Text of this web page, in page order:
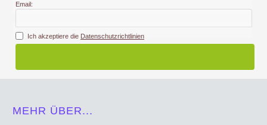
Email:
Ich akzeptiere die Datenschutzrichtlinien
MEHR ÜBER...